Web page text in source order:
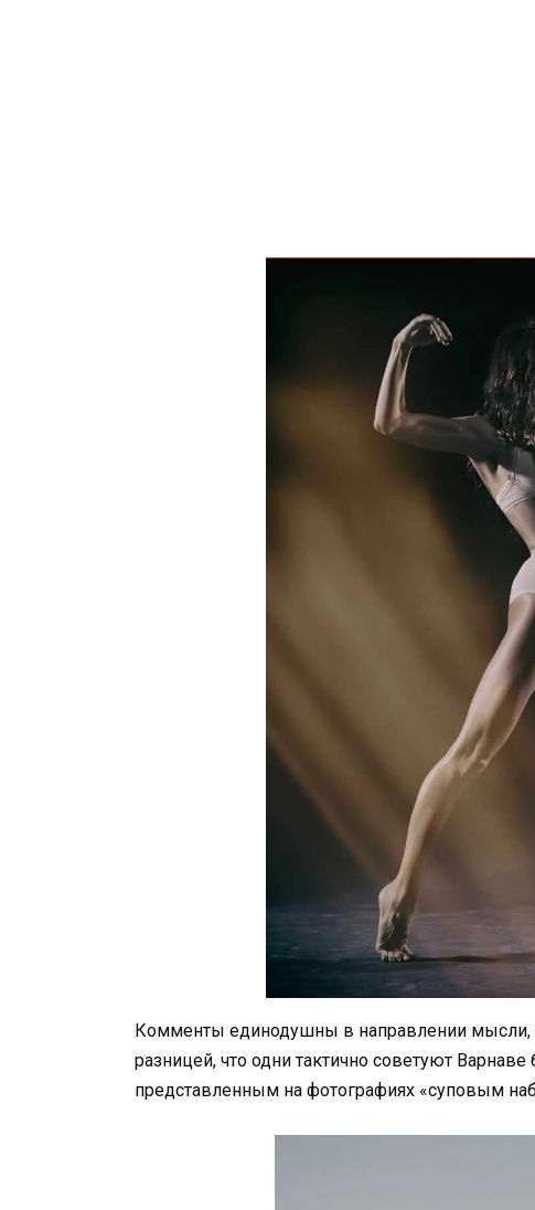
Комменты единодушны в направлении
разницей, что одни тактично советуют
представленным на фотографиях «суповым